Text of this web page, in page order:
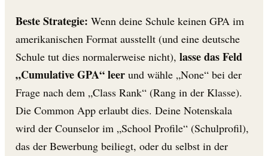
Beste Strategie: Wenn deine Schule keinen GPA im
amerikanischen Format ausstellt (und eine deutsche
Schule tut dies normalerweise nicht), lasse das Feld
„Cumulative GPA“ leer und wähle „None“ bei der
Frage nach dem „Class Rank“ (Rang in der Klasse).
Die Common App erlaubt dies. Deine Notenskala
wird der Counselor im „School Profile“ (Schulprofil),
das der Bewerbung beiliegt, oder du selbst in der